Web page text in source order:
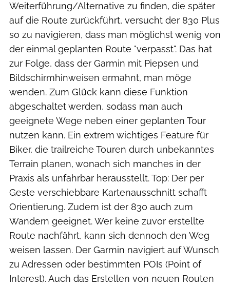
Weiterführung/Alternative zu finden, die später
auf die Route zurückführt, versucht der 830 Plus
so zu navigieren, dass man möglichst wenig von
der einmal geplanten Route "verpasst". Das hat
zur Folge, dass der Garmin mit Piepsen und
Bildschirmhinweisen ermahnt, man möge
wenden. Zum Glück kann diese Funktion
abgeschaltet werden, sodass man auch
geeignete Wege neben einer geplanten Tour
nutzen kann. Ein extrem wichtiges Feature für
Biker, die trailreiche Touren durch unbekanntes
Terrain planen, wonach sich manches in der
Praxis als unfahrbar herausstellt. Top: Der per
Geste verschiebbare Kartenausschnitt schafft
Orientierung. Zudem ist der 830 auch zum
Wandern geeignet. Wer keine zuvor erstellte
Route nachfährt, kann sich dennoch den Weg
weisen lassen. Der Garmin navigiert auf Wunsch
zu Adressen oder bestimmten POIs (Point of
Interest). Auch das Erstellen von neuen Routen